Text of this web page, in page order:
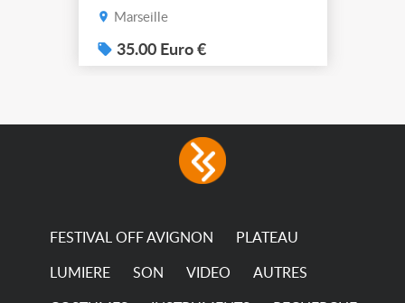
44 cm. Hauteur assise :
récupérer à Marseille
13012.
Marseille
35.00 Euro €
FESTIVAL OFF AVIGNON PLATEAU
LUMIERE SON VIDEO AUTRES